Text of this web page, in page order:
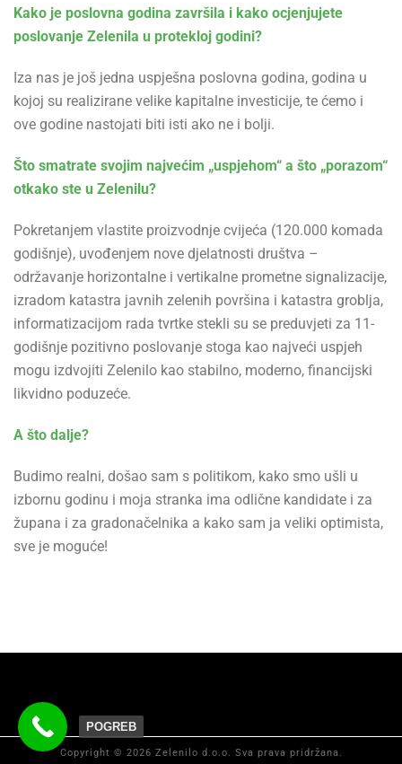
Kako je poslovna godina završila i kako ocjenjujete
poslovanje Zelenila u protekloj godini?
Iza nas je još jedna uspješna poslovna godina, godina u
kojoj su realizirane velike kapitalne investicije, te ćemo i
ove godine nastojati biti isti ako ne i bolji.
Što smatrate svojim najvećim „uspjehom“ a što „porazom“
otkako ste u Zelenilu?
Pokretanjem vlastite proizvodnje cvijeća (120.000 komada
godišnje), uvođenjem nove djelatnosti društva –
održavanje horizontalne i vertikalne prometne signalizacije,
izradom katastra javnih zelenih površina i katastra groblja,
informatizacijom rada tvrtke stekli su se preduvjeti za 11-
godišnje pozitivno poslovanje stoga kao najveći uspjeh
mogu izdvojiti Zelenilo kao stabilno, moderno, financijski
likvidno poduzeće.
A što dalje?
Budimo realni, došao sam s politikom, kako smo ušli u
izbornu godinu i moja stranka ima odlične kandidate i za
župana i za gradonačelnika a kako sam ja veliki optimista,
sve je moguće!
Copyright © 2026 Zelenilo d.o.o. Sva prava pridržana.
POGREB